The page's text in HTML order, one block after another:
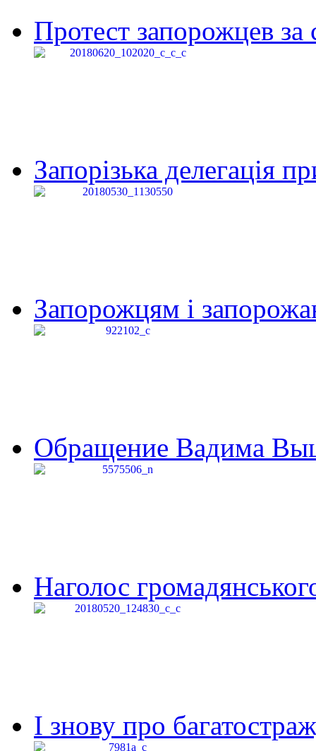
Протест запорожцев за
Запорізька делегація
Запорожцям і
Обращение Вадима
Наголос
І знову про